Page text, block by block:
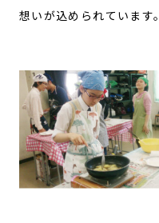
想いが込められています。